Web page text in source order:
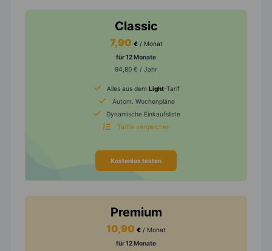
Classic
7,90 € / Monat
für 12 Monate
94,80 € / Jahr
Alles aus dem Light-Tarif
Autom. Wochenpläne
Dynamische Einkaufsliste
Tarife vergleichen
Kostenlos testen
Premium
10,90 € / Monat
für 12 Monate